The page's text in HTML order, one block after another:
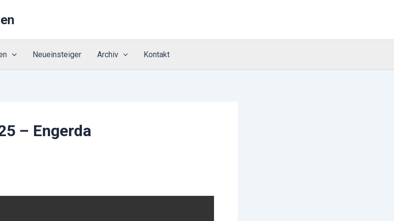
Neueinsteiger Archiv Kontakt
– Engerda